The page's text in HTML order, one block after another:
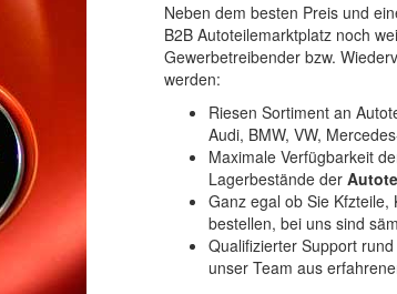
Neben dem besten Preis und
B2B Autoteilemarktplatz noch
Gewerbetreibender bzw.
werden:
Riesen Sortiment an
Audi, BMW, VW,
Maximale Verfügbarkeit
Lagerbestände der
Ganz egal ob Sie
bestellen, bei uns sind
Qualifizierter Support
unser Team aus